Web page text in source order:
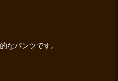
なパンツです。